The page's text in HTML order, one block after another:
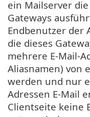
ein Mailserver
Gateways
Endbenutzer der
die dieses
mehrere E-Mail-
Aliasnamen) von
werden und nur
Adressen E-Mail
Clientseite keine